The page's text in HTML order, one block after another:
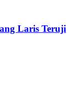
Laris Teruji